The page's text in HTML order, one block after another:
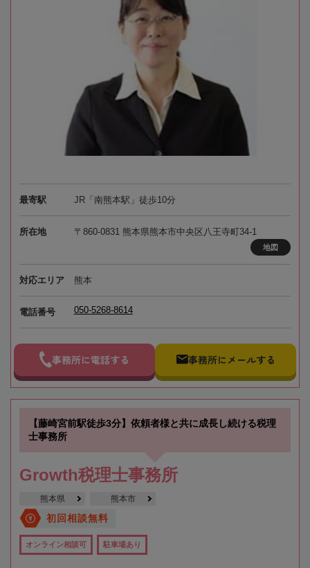
最寄駅 JR「南熊本駅」徒歩10分
所在地 〒860-0831 熊本県熊本市中央区八王寺町34-1
地図
対応エリア 熊本
電話番号 050-5268-8614
事務所に電話する 事務所にメールする
【藤崎宮前駅徒歩3分】依頼者様と共に成長し続ける税理
士事務所
Growth税理士事務所
熊本県 熊本市
初回相談無料
オンライン相談可 駐車場あり